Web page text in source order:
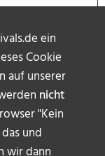
ein
Cookie
auf unserer
nicht
"Kein
und
wir dann